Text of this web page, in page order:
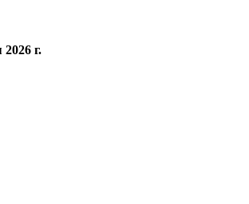
г.